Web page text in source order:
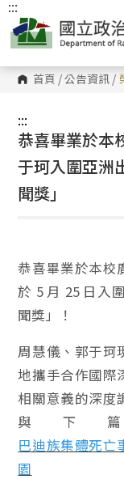
跳
到
主
要
內
容
區 首頁 /公告資訊 /
:::
:::
恭喜畢業於本
于珂入圍亞洲
聞獎」
恭喜畢業於本校
於 5 月 25 日入
聞獎」！
周慧儀、郭于珂
地攜手合作國際
相關意義的深度
與下
巴迪族集體死亡
園